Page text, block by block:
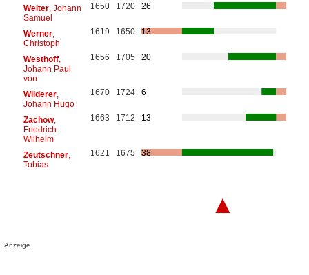
Welter, Johann
Samuel
1650 1720 26
Werner,
Christoph
1619 1650 13
Westhoff,
Johann Paul
von
1656 1705 20
Wilderer,
Johann Hugo
1670 1724 6
Zachow,
Friedrich
Wilhelm
1663 1712 13
Zeutschner,
Tobias
1621 1675 38
▲
Anzeige